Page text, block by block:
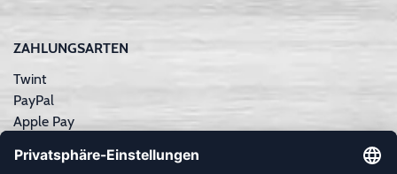
ZAHLUNGSARTEN
Twint
PayPal
Apple Pay
Kreditkarte